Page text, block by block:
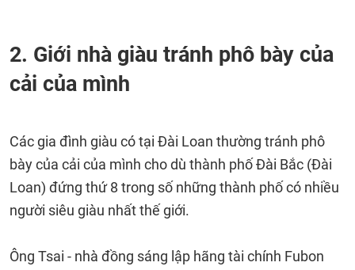
2. Giới nhà giàu tránh phô bày của
cải của mình
Các gia đình giàu có tại Đài Loan thường tránh phô
bày của cải của mình cho dù thành phố Đài Bắc (Đài
Loan) đứng thứ 8 trong số những thành phố có nhiều
người siêu giàu nhất thế giới.
Ông Tsai - nhà đồng sáng lập hãng tài chính Fubon